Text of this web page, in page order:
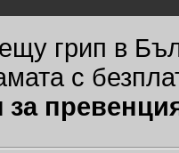
грип в
с